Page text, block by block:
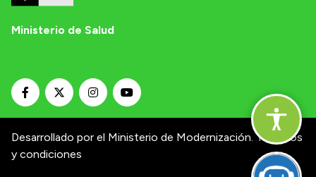
Ministerio de Salud
Desarrollado por el Ministerio de Modernización. Términos
y condiciones